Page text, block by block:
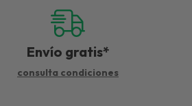
Envío gratis*
consulta condiciones